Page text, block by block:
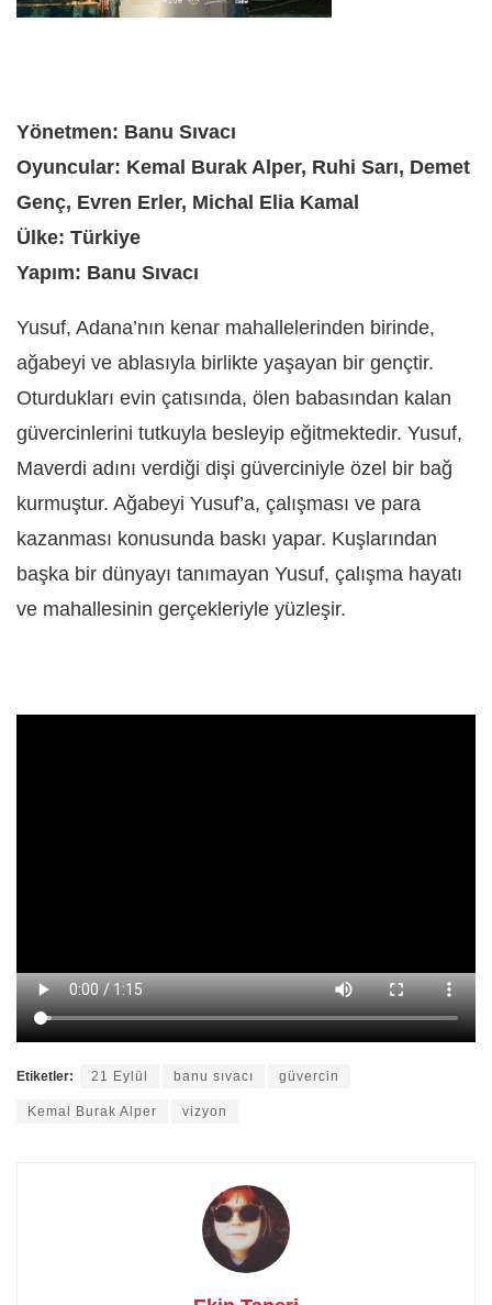
Yönetmen: Banu Sıvacı
Oyuncular: Kemal Burak Alper, Ruhi Sarı, Demet
Genç, Evren Erler, Michal Elia Kamal
Ülke: Türkiye
Yapım: Banu Sıvacı
Yusuf, Adana’nın kenar mahallelerinden birinde,
ağabeyi ve ablasıyla birlikte yaşayan bir gençtir.
Oturdukları evin çatısında, ölen babasından kalan
güvercinlerini tutkuyla besleyip eğitmektedir. Yusuf,
Maverdi adını verdiği dişi güverciniyle özel bir bağ
kurmuştur. Ağabeyi Yusuf’a, çalışması ve para
kazanması konusunda baskı yapar. Kuşlarından
başka bir dünyayı tanımayan Yusuf, çalışma hayatı
ve mahallesinin gerçekleriyle yüzleşir.
Etiketler: 21 Eylül banu sıvacı güvercin
Kemal Burak Alper vizyon